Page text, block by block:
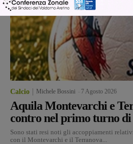
Calcio Michele Bossini 7 Agosto 2026
Aquila Montevarchi e
contro nel primo turno
Sono stati resi noti gli accoppiamenti
con il Montevarchi e il Terranova...